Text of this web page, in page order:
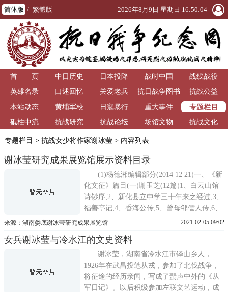
简体版 / 繁體版 2026年8月9日 星期日 16:50:04
首 页 中日历史 日本投降 战时中国
战线战役
英雄名录
口述回忆 关爱老兵
抗日战争图书
馆
抗战公益
本站动态
黄埔军校 日寇暴行 重大事件
专题栏目
砥柱中流
抗战研究 抗战论坛 场馆文物 抗战文化
专题栏目 > 抗战女少将作家谢冰莹> 内容列表
谢冰莹研究成果展览馆展示资料目录
(1)杨德湘编辑部分(2014 12 21)一、《新
化文征》篇目(一)谢玉芝(12篇)1、白云山馆
诗钞序;2、新化县立中学三十年来之经过;3、
福善亭记;4、香海公传;5、曾母邹儒人传;6、
曾晴岚先生墓表;7、翰华君墓表铭;8、能兴兄
十;11、贺新郎·诔兄能兴;12、念奴娇·冬月甥
祭舅(代)。(二)谢玉芝相关诗文(8篇)
来源：湖南娄底谢冰莹研究成果展览馆 2021-02-05 09:02
女兵谢冰莹与冷水江的文史资料
谢冰莹，湖南省冷水江市铎山乡人，
1926年在武昌投笔从戎，参加了北伐战争，
将征途的经历亲闻，写成了蜚声中外的《从
军日记》。以后积级参加左联文艺运动，成